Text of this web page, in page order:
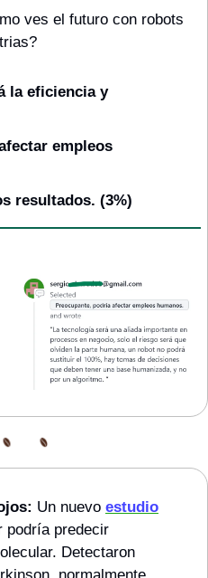
ves el futuro con robots
la eficiencia y
empleos
resultados. (3%)
Un nuevo estudio
podría predecir
Detectaron